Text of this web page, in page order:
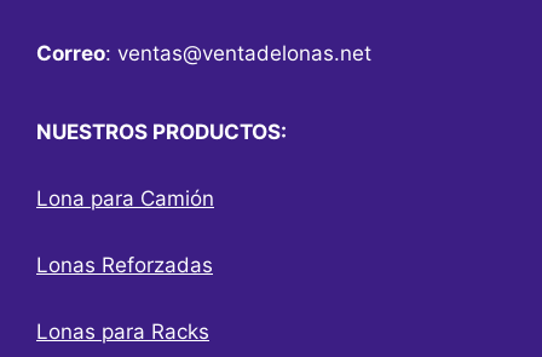
Correo: ventas@ventadelonas.net
NUESTROS PRODUCTOS:
Lona para Camión
Lonas Reforzadas
Lonas para Racks